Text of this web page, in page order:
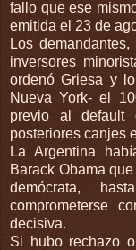
fallo que ese
emitida el 23 de
Los
inversores
ordenó Griesa y
Nueva York- el
previo al
posteriores canjes
La Argentina
Barack Obama
demócrata,
comprometerse
decisiva.
Si hubo rechazo